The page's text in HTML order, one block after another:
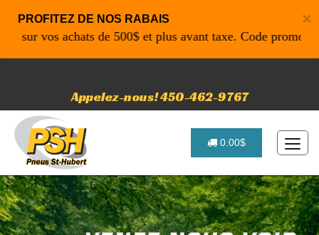
×
PROFITEZ DE NOS RABAIS
vos achats de 500$ et plus avant taxe. Code promo:
Appelez-nous! 450-462-9767
0.00$